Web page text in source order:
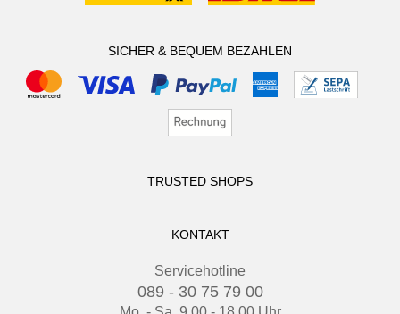
SICHER & BEQUEM BEZAHLEN
TRUSTED SHOPS
KONTAKT
Servicehotline
089 - 30 75 79 00